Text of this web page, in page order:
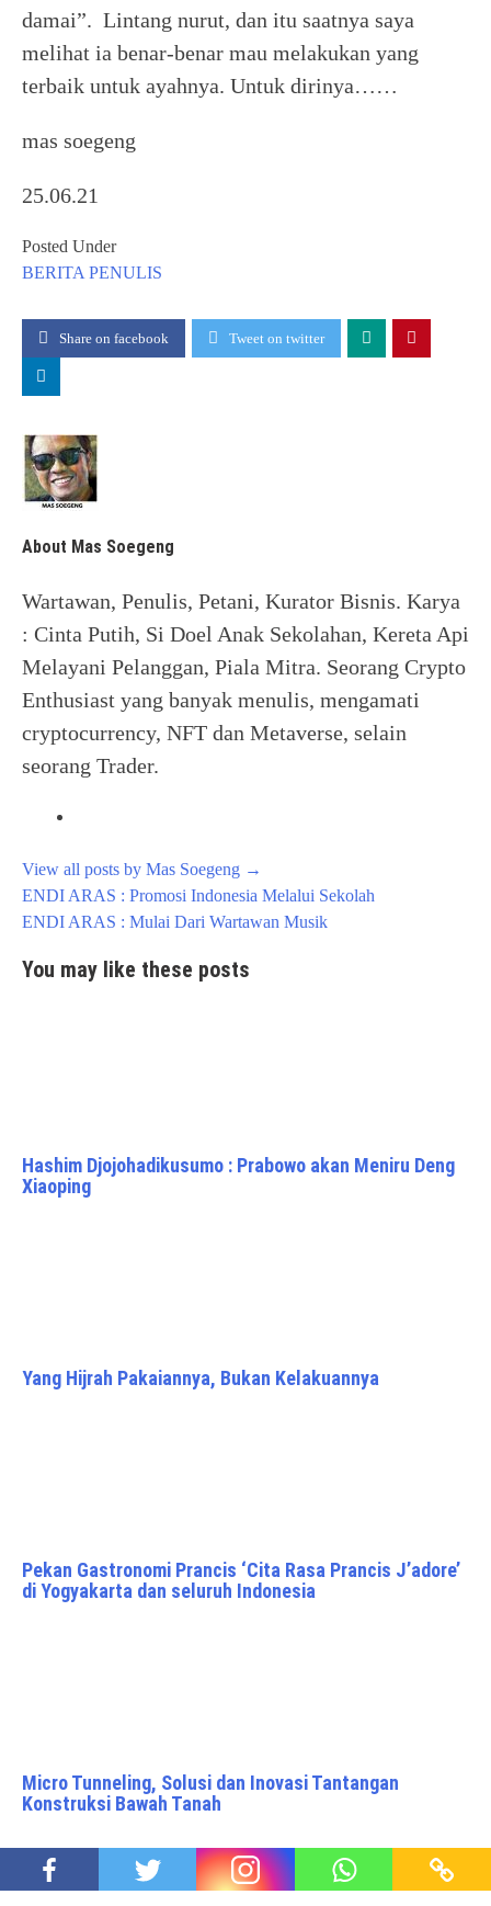
damai”. Lintang nurut, dan itu saatnya saya
melihat ia benar-benar mau melakukan yang
terbaik untuk ayahnya. Untuk dirinya……
mas soegeng
25.06.21
Posted Under
BERITA PENULIS
Share on facebook Tweet on twitter
About Mas Soegeng
Wartawan, Penulis, Petani, Kurator Bisnis. Karya
: Cinta Putih, Si Doel Anak Sekolahan, Kereta Api
Melayani Pelanggan, Piala Mitra. Seorang Crypto
Enthusiast yang banyak menulis, mengamati
cryptocurrency, NFT dan Metaverse, selain
seorang Trader.
View all posts by Mas Soegeng →
Post
navigation
ENDI ARAS : Promosi Indonesia Melalui Sekolah
ENDI ARAS : Mulai Dari Wartawan Musik
You may like these posts
Hashim Djojohadikusumo : Prabowo akan Meniru Deng
Xiaoping
Yang Hijrah Pakaiannya, Bukan Kelakuannya
Pekan Gastronomi Prancis ‘Cita Rasa Prancis J’adore’
di Yogyakarta dan seluruh Indonesia
Micro Tunneling, Solusi dan Inovasi Tantangan
Konstruksi Bawah Tanah